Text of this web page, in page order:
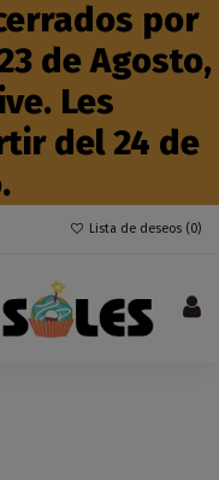
por
de Agosto,
Les
del 24 de
Lista de deseos (0)